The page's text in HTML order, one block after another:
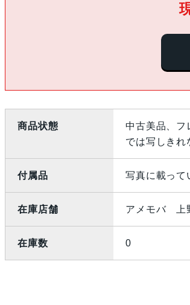
商品状態
中古美品、フ
では写しきれ
付属品 写真に載って
在庫店舗 アメモバ 上
在庫数 0